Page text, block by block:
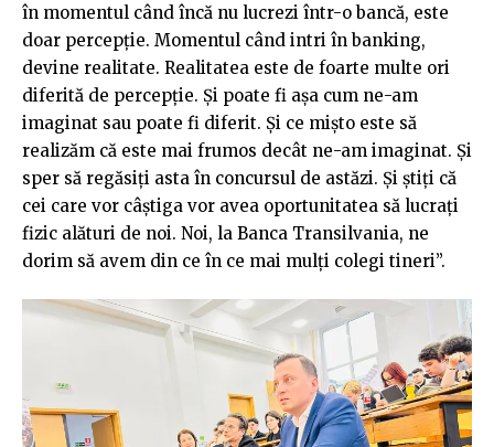
în momentul când încă nu lucrezi într-o bancă, este
doar percepție. Momentul când intri în banking,
devine realitate. Realitatea este de foarte multe ori
diferită de percepție. Și poate fi așa cum ne-am
imaginat sau poate fi diferit. Și ce mișto este să
realizăm că este mai frumos decât ne-am imaginat. Și
sper să regăsiți asta în concursul de astăzi. Și știți că
cei care vor câștiga vor avea oportunitatea să lucrați
fizic alături de noi. Noi, la Banca Transilvania, ne
dorim să avem din ce în ce mai mulți colegi tineri”.